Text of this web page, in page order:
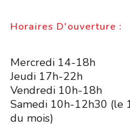
Horaires D'ouverture :
Mercredi 14-18h
Jeudi 17h-22h
Vendredi 10h-18h
Samedi 10h-12h30 (le
du mois)